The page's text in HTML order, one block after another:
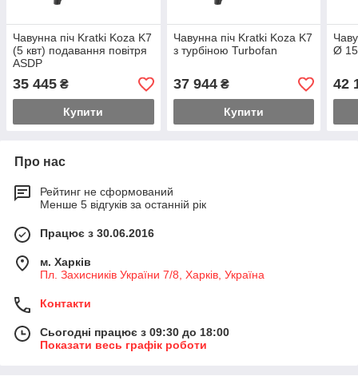
Чавунна піч Kratki Koza K7
(5 квт) подавання повітря
ASDP
35 445 ₴
Купити
Чавунна піч Kratki Koza K7
з турбіною Turbofan
37 944₴
Купити
Ø
42
Про нас
Рейтинг не сформований
Менше 5 відгуків за останній рік
Працює з 30.06.2016
м. Харків
Пл. Захисників України 7/8, Харків, Україна
Контакти
Сьогодні працює з 09:30 до 18:00
Показати весь графік роботи